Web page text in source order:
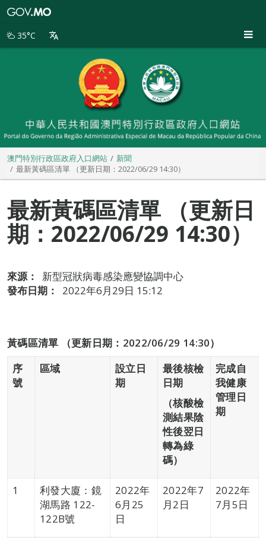
別
35°C
澳門特別行政區政府入口網站
新聞
最新黃碼區清單 （更新日期：2022/06/29 14:30）
最新黃碼區清單 （更新日
期：2022/06/29 14:30）
來源：
新型冠狀病毒感染應變協調中心
發布日期：
2022年6月29日 15:12
黃碼區清單
（更新日期：2022/06/29 14:30）
序
號
區域
設立日
期
最後核檢
日期
（核酸檢
測結果陰
性後翌日
轉為綠
碼）
完成自
我健康
管理日
期
1
利發大廈：鏡
湖馬路 122-
122B號
2022年
6月25
日
2022年7
月2日
2022年
7月5日